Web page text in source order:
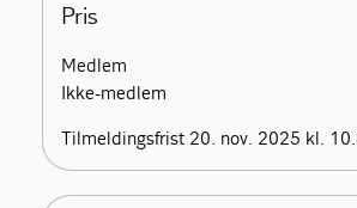
Pris
Medlem
Ikke-medlem
Tilmeldingsfrist 20. nov. 2025 kl.